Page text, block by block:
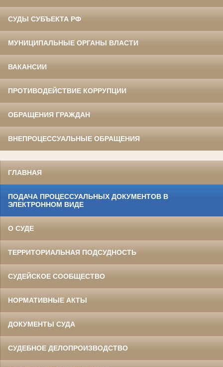
СУДЫ СУБЪЕКТА РФ
МУНИЦИПАЛЬНЫЕ ОРГАНЫ ВЛАСТИ
ВАКАНСИИ
ПРОТИВОДЕЙСТВИЕ КОРРУПЦИИ
ОБРАЩЕНИЯ ГРАЖДАН
ВНЕПРОЦЕССУАЛЬНЫЕ ОБРАЩЕНИЯ
ГЛАВНАЯ
ПОДАЧА ПРОЦЕССУАЛЬНЫХ ДОКУМЕНТОВ В
ЭЛЕКТРОННОМ ВИДЕ
О СУДЕ
ТЕРРИТОРИАЛЬНАЯ ПОДСУДНОСТЬ
СУДЕЙСКОЕ СООБЩЕСТВО
НОРМАТИВНЫЕ АКТЫ
ДОКУМЕНТЫ СУДА
СУДЕБНОЕ ДЕЛОПРОИЗВОДСТВО